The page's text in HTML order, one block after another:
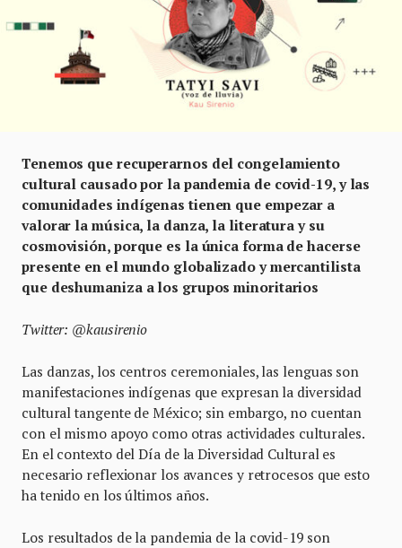
Tenemos que recuperarnos del congelamiento
cultural causado por la pandemia de covid-19, y las
comunidades indígenas tienen que empezar a
valorar la música, la danza, la literatura y su
cosmovisión, porque es la única forma de hacerse
presente en el mundo globalizado y mercantilista
que deshumaniza a los grupos minoritarios
Twitter: @kausirenio
Las danzas, los centros ceremoniales, las lenguas son
manifestaciones indígenas que expresan la diversidad
cultural tangente de México; sin embargo, no cuentan
con el mismo apoyo como otras actividades culturales.
En el contexto del Día de la Diversidad Cultural es
necesario reflexionar los avances y retrocesos que esto
ha tenido en los últimos años.
Los resultados de la pandemia de la covid-19 son